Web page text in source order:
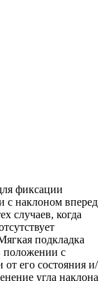
фиксации
с наклоном вперед
случаев, когда
подкладка
положении с
его состояния и/
угла наклона